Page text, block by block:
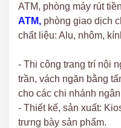
ATM, phòng máy rút
ATM, phòng giao dịch
chất liệu: Alu, nhôm,
- Thi công trang trí nội
trần, vách ngăn bằng
cho các chi nhánh
- Thiết kế, sản xuất:
trưng bày sản phẩm.